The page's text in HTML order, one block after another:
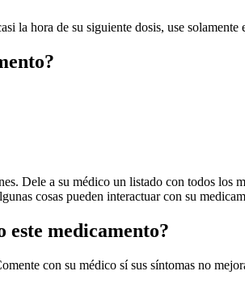
la hora de su siguiente dosis, use solamente
Dele a su médico un listado con todos los
cosas pueden interactuar con su
este medicamento?
con su médico sí sus síntomas no